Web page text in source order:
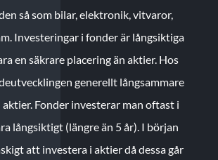
så som bilar, elektronik, vitvaror,
Investeringar i fonder är långsiktiga
en säkrare placering än aktier. Hos
generellt långsammare
Fonder investerar man oftast i
långsiktigt (längre än 5 år). I början
att investera i aktier då dessa går